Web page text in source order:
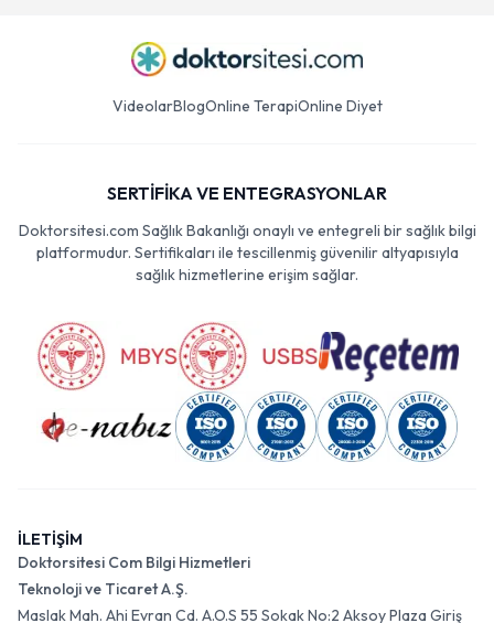
VideolarBlogOnline TerapiOnline Diyet
SERTİFİKA VE ENTEGRASYONLAR
Doktorsitesi.com Sağlık Bakanlığı onaylı ve entegreli bir sağlık bilgi
platformudur. Sertifikaları ile tescillenmiş güvenilir altyapısıyla
sağlık hizmetlerine erişim sağlar.
İLETİŞİM
Doktorsitesi Com Bilgi Hizmetleri
Teknoloji ve Ticaret A.Ş.
Maslak Mah. Ahi Evran Cd. A.O.S 55 Sokak No:2 Aksoy Plaza Giriş